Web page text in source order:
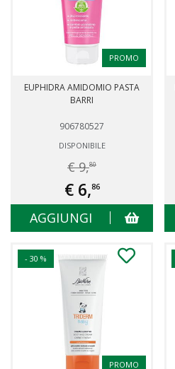
PROMO
EUPHIDRA AMIDOMIO PASTA
BARRI
906780527
DISPONIBILE
€ 9,80
€ 6,86
AGGIUNGI
- 30 %
PROMO